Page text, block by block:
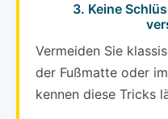
3. Keine
Vermeiden Sie
der Fußmatte oder
kennen diese Tricks